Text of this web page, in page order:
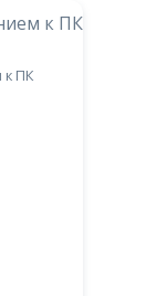
к ПК